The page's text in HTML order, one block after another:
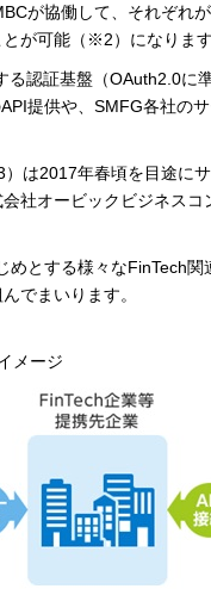
が協働して、それぞれ
が可能（※2）になります
認証基盤（OAuth2.0に
提供や、SMFG各社の
は2017年春頃を目途に
社オービックビジネス
とする様々なFinTech
でまいります。
メージ